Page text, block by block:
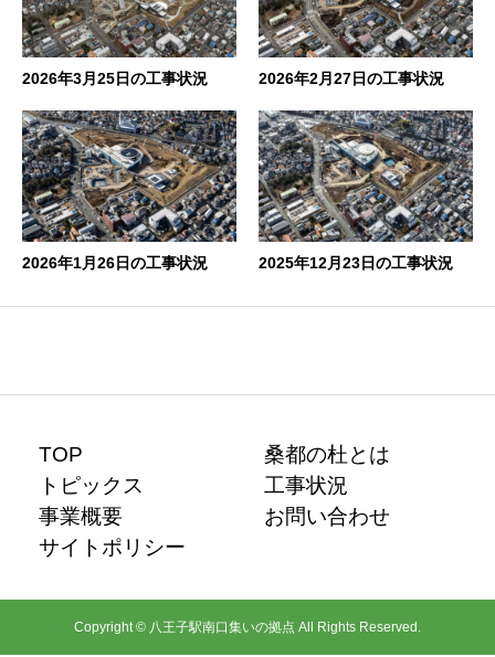
2026年3月25日の工事状況 2026年2月27日の工事状況
2026年1月26日の工事状況 2025年12月23日の工事状況
TOP
桑都の杜とは
トピックス
工事状況
事業概要
お問い合わせ
サイトポリシー
Copyright © 八王子駅南口集いの拠点 All Rights Reserved.